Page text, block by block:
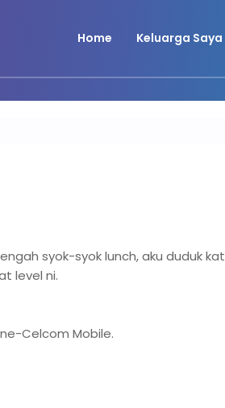
Home Keluarga Saya
syok-syok lunch, aku duduk kat
level ni.
Celcom Mobile.